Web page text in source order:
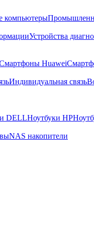
компьютеры
Устройства
Huawei
Индивидуальная связь
DELLНоутбуки HP
NAS накопители